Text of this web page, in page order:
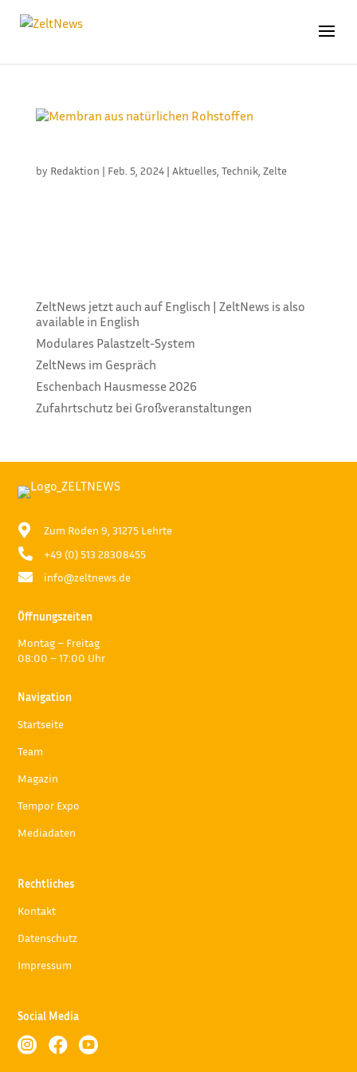
by Redaktion | Feb. 5, 2024| Aktuelles, Technik, Zelte
ZeltNews jetzt auch auf Englisch | ZeltNews is also
available in English
Modulares Palastzelt-System
ZeltNews im Gespräch
Eschenbach Hausmesse 2026
Zufahrtschutz bei Großveranstaltungen
 Zum Roden 9, 31275 Lehrte
 +49 (0) 513 28308455
 info@zeltnews.de
Öffnungszeiten
Montag – Freitag
08:00 – 17:00 Uhr
Navigation
Startseite
Team
Magazin
Tempor Expo
Mediadaten
Rechtliches
Kontakt
Datenschutz
Impressum
Social Media
  